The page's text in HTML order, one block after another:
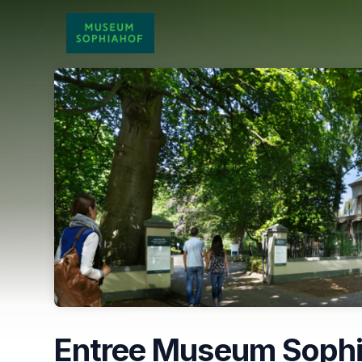
Skip header
Entree Museum